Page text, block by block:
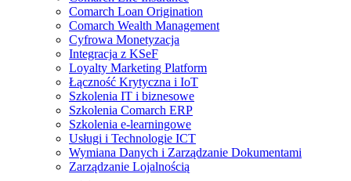
Comarch Loan Origination
Comarch Wealth Management
Cyfrowa Monetyzacja
Integracja z KSeF
Loyalty Marketing Platform
Łączność Krytyczna i IoT
Szkolenia IT i biznesowe
Szkolenia Comarch ERP
Szkolenia e-learningowe
Usługi i Technologie ICT
Wymiana Danych i Zarządzanie Dokumentami
Zarządzanie Lojalnością